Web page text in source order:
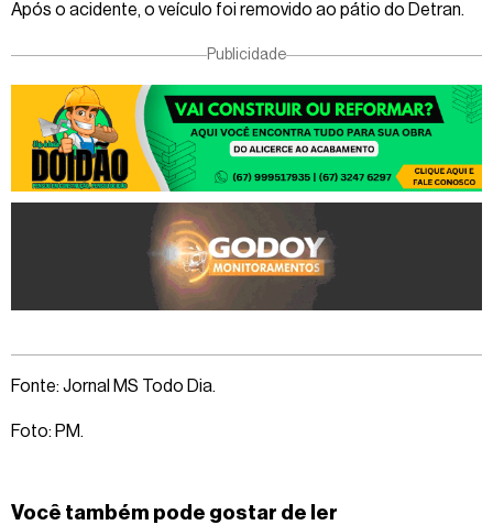
Após o acidente, o veículo foi removido ao pátio do Detran.
Publicidade
Fonte: Jornal MS Todo Dia.
Foto: PM.
Você também pode gostar de ler